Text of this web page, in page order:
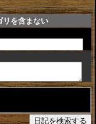
リを含まない